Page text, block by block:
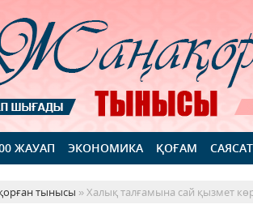
ЖАУАП ЭКОНОМИКА ҚОҒАМ САЯСАТ
тынысы » Халық талғамына сай қызмет